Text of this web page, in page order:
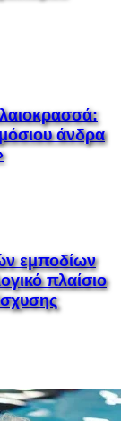
άνδρα
εμποδίων
πλαίσιο